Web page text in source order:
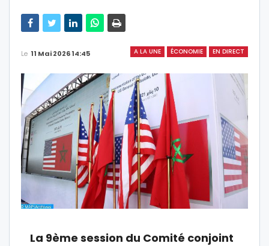
A LA UNE ÉCONOMIE EN DIRECT
Le 11 Mai 2026 14:45
La 9ème session du Comité conjoint